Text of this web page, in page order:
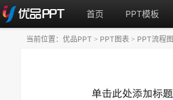
首页 PPT模板
当前位置： 优品PPT > PPT图表 > PPT流程图